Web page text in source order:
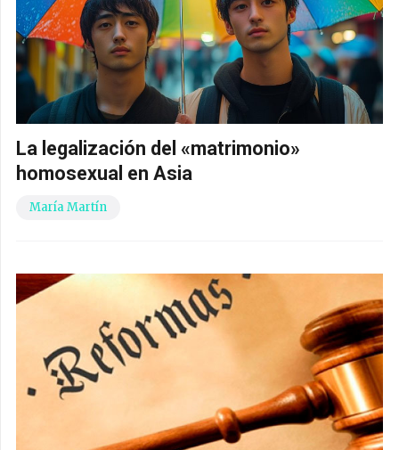
La legalización del «matrimonio»
homosexual en Asia
María Martín